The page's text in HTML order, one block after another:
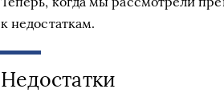
к недостаткам.
Недостатки